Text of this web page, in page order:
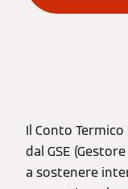
Il Conto Termico
dal GSE
a sostenere